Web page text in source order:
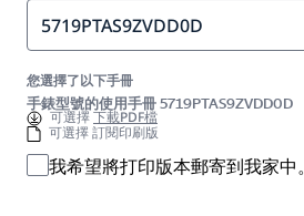
5719PTAS9ZVDD0D
您選擇了以下手冊
手錶型號的使用手冊 5719PTAS9ZVDD0D
可選擇下載PDF檔
可選擇 訂閱印刷版
我希望將打印版本郵寄到我家中。